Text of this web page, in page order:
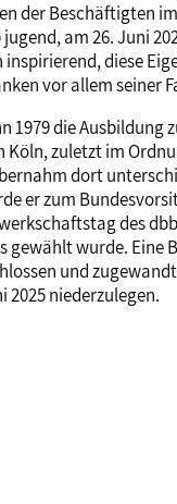
der Beschäftigten
am 26. Juni
diese
vor allem seiner
1979 die Ausbildung
zuletzt im
dort
er zum
des
wurde. Eine
und
2025 niederzulegen.